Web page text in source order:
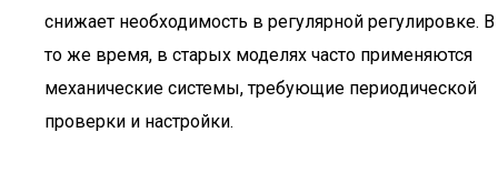
снижает необходимость в регулярной регулировке. В
то же время, в старых моделях часто применяются
механические системы, требующие периодической
проверки и настройки.